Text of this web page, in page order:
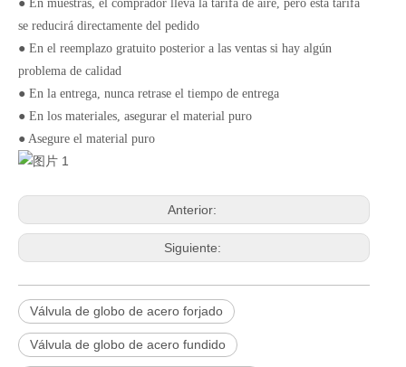
● En muestras, el comprador lleva la tarifa de aire, pero esta tarifa
se reducirá directamente del pedido
● En el reemplazo gratuito posterior a las ventas si hay algún
problema de calidad
● En la entrega, nunca retrase el tiempo de entrega
● En los materiales, asegurar el material puro
● Asegure el material puro
Anterior:
Siguiente:
Válvula de globo de acero forjado
Válvula de globo de acero fundido